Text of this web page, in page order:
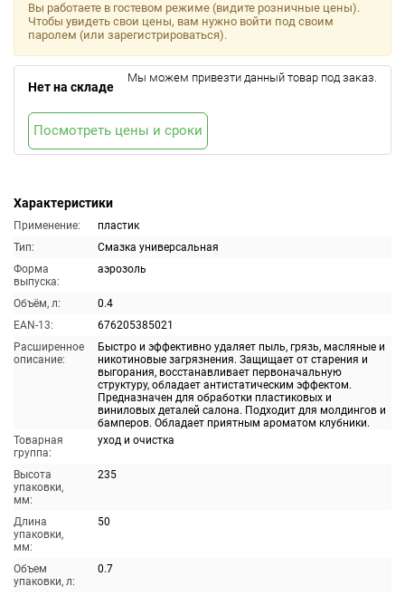
Характеристики
Применение:
пластик
Тип:
Смазка универсальная
Форма
выпуска:
аэрозоль
Объём, л:
0.4
EAN-13:
676205385021
Расширенное
описание:
Быстро и эффективно удаляет пыль, грязь, масляные и
никотиновые загрязнения. Защищает от старения и
выгорания, восстанавливает первоначальную
структуру, обладает антистатическим эффектом.
Предназначен для обработки пластиковых и
виниловых деталей салона. Подходит для молдингов и
бамперов. Обладает приятным ароматом клубники.
Товарная
группа:
уход и очистка
Высота
упаковки,
мм:
235
Длина
упаковки,
мм:
50
Объем
упаковки, л:
0.7
Вы работаете в гостевом режиме (видите розничные цены).
Чтобы увидеть свои цены, вам нужно войти под своим
паролем (или зарегистрироваться).
Нет на складе
Мы можем привезти данный товар под заказ.
Посмотреть цены и сроки